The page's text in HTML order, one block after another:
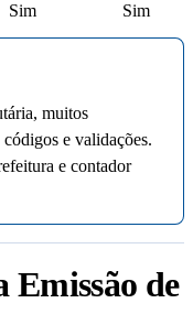
Sim Sim
muitos
e validações.
e contador
Emissão de